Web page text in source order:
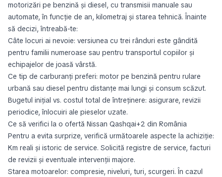
motorizări pe benzină și diesel, cu transmisii manuale sau
automate, în funcție de an, kilometraj și starea tehnică. Înainte
să decizi, întreabă-te:
Câte locuri ai nevoie: versiunea cu trei rânduri este gândită
pentru familii numeroase sau pentru transportul copiilor și
echipajelor de joasă vârstă.
Ce tip de carburanți preferi: motor pe benzină pentru rulare
urbană sau diesel pentru distanțe mai lungi și consum scăzut.
Bugetul inițial vs. costul total de întreținere: asigurare, revizii
periodice, înlocuiri ale pieselor uzate.
Ce să verifici la o ofertă Nissan Qashqai+2 din România
Pentru a evita surprize, verifică următoarele aspecte la achiziție:
Km reali și istoric de service. Solicită registre de service, facturi
de revizii și eventuale intervenții majore.
Starea motoarelor: compresie, niveluri, turi, scurgeri. În cazul